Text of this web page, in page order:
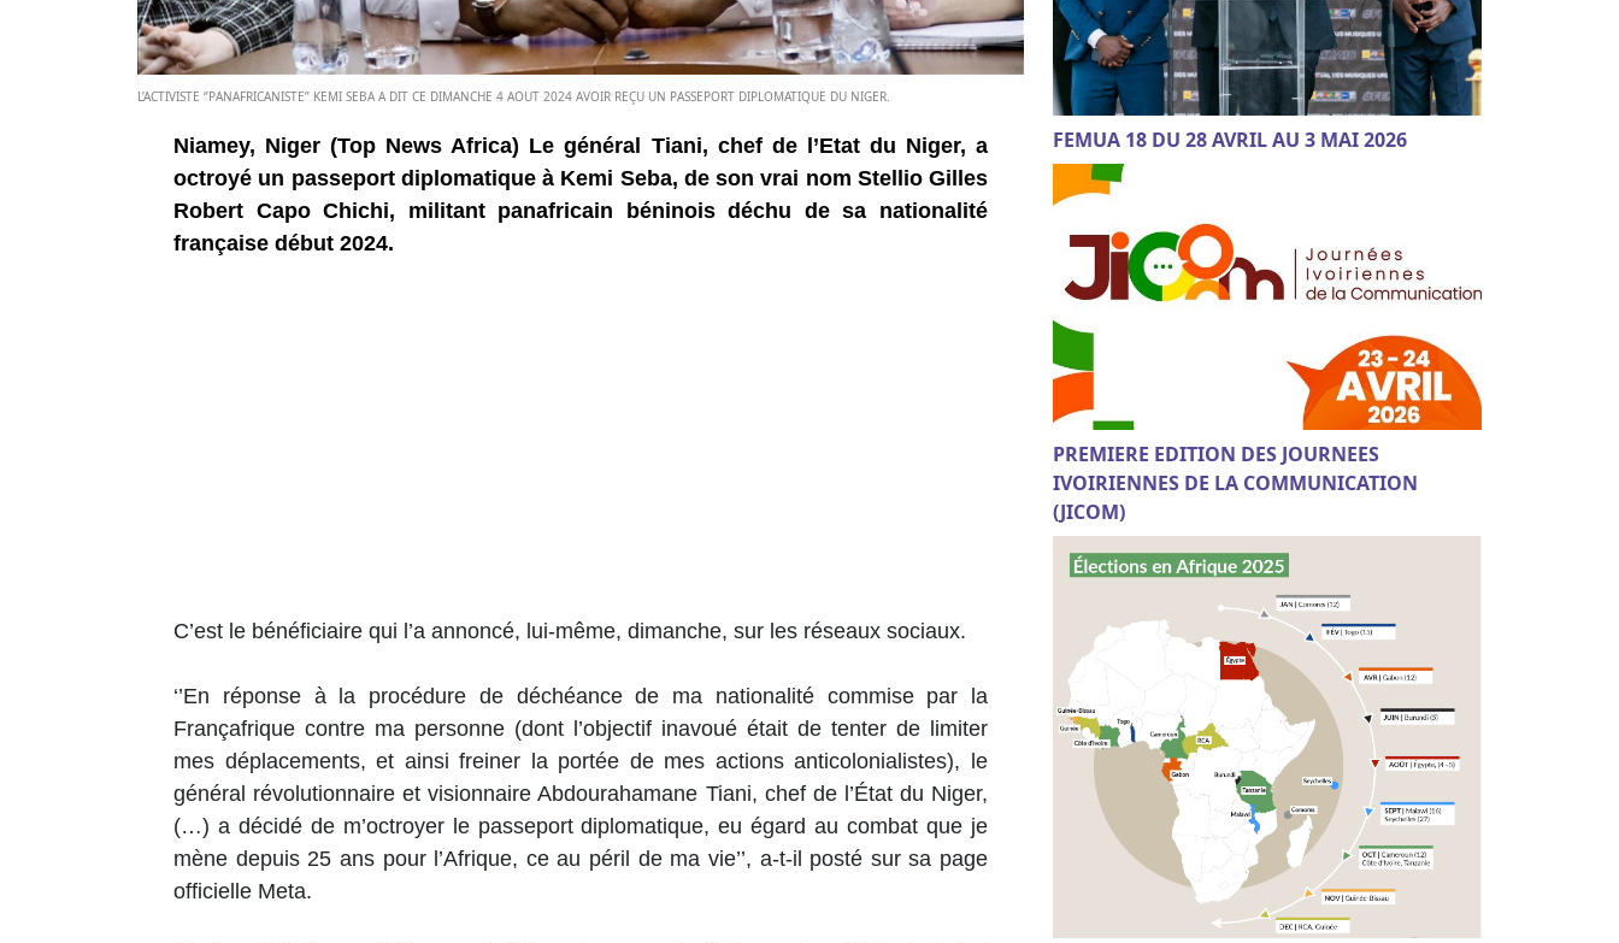
L’ACTIVISTE ‘’PANAFRICANISTE’’ KEMI SEBA A DIT CE DIMANCHE 4 AOUT 2024 AVOIR REÇU UN PASSEPORT DIPLOMATIQUE DU NIGER.
Niamey, Niger (Top News Africa) Le général Tiani, chef de l’Etat du Niger, a
octroyé un passeport diplomatique à Kemi Seba, de son vrai nom Stellio Gilles
Robert Capo Chichi, militant panafricain béninois déchu de sa nationalité
française début 2024.
C’est le bénéficiaire qui l’a annoncé, lui-même, dimanche, sur les réseaux sociaux.
‘’En réponse à la procédure de déchéance de ma nationalité commise par la
Françafrique contre ma personne (dont l’objectif inavoué était de tenter de limiter
mes déplacements, et ainsi freiner la portée de mes actions anticolonialistes), le
général révolutionnaire et visionnaire Abdourahamane Tiani, chef de l’État du Niger,
(…) a décidé de m’octroyer le passeport diplomatique, eu égard au combat que je
mène depuis 25 ans pour l’Afrique, ce au péril de ma vie’’, a-t-il posté sur sa page
officielle Meta.
FEMUA 18 DU 28 AVRIL AU 3 MAI 2026
PREMIERE EDITION DES JOURNEES
IVOIRIENNES DE LA COMMUNICATION
(JICOM)